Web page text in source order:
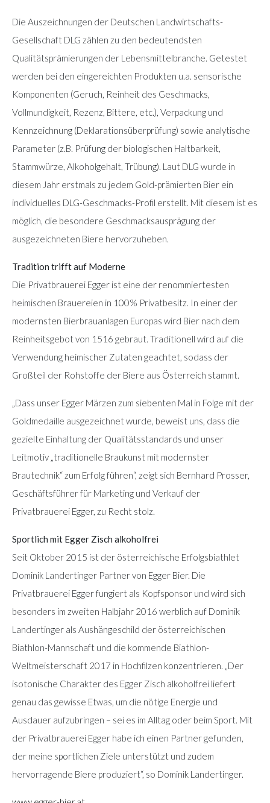
Die Auszeichnungen der Deutschen Landwirtschafts-
Gesellschaft DLG zählen zu den bedeutendsten
Qualitätsprämierungen der Lebensmittelbranche. Getestet
werden bei den eingereichten Produkten u.a. sensorische
Komponenten (Geruch, Reinheit des Geschmacks,
Vollmundigkeit, Rezenz, Bittere, etc.), Verpackung und
Kennzeichnung (Deklarationsüberprüfung) sowie analytische
Parameter (z.B. Prüfung der biologischen Haltbarkeit,
Stammwürze, Alkoholgehalt, Trübung). Laut DLG wurde in
diesem Jahr erstmals zu jedem Gold-prämierten Bier ein
individuelles DLG-Geschmacks-Profil erstellt. Mit diesem ist es
möglich, die besondere Geschmacksausprägung der
ausgezeichneten Biere hervorzuheben.
Tradition trifft auf Moderne
Die Privatbrauerei Egger ist eine der renommiertesten
heimischen Brauereien in 100% Privatbesitz. In einer der
modernsten Bierbrauanlagen Europas wird Bier nach dem
Reinheitsgebot von 1516 gebraut. Traditionell wird auf die
Verwendung heimischer Zutaten geachtet, sodass der
Großteil der Rohstoffe der Biere aus Österreich stammt.
„Dass unser Egger Märzen zum siebenten Mal in Folge mit der
Goldmedaille ausgezeichnet wurde, beweist uns, dass die
gezielte Einhaltung der Qualitätsstandards und unser
Leitmotiv „traditionelle Braukunst mit modernster
Brautechnik“ zum Erfolg führen“, zeigt sich Bernhard Prosser,
Geschäftsführer für Marketing und Verkauf der
Privatbrauerei Egger, zu Recht stolz.
Sportlich mit Egger Zisch alkoholfrei
Seit Oktober 2015 ist der österreichische Erfolgsbiathlet
Dominik Landertinger Partner von Egger Bier. Die
Privatbrauerei Egger fungiert als Kopfsponsor und wird sich
besonders im zweiten Halbjahr 2016 werblich auf Dominik
Landertinger als Aushängeschild der österreichischen
Biathlon-Mannschaft und die kommende Biathlon-
Weltmeisterschaft 2017 in Hochfilzen konzentrieren. „Der
isotonische Charakter des Egger Zisch alkoholfrei liefert
genau das gewisse Etwas, um die nötige Energie und
Ausdauer aufzubringen – sei es im Alltag oder beim Sport. Mit
der Privatbrauerei Egger habe ich einen Partner gefunden,
der meine sportlichen Ziele unterstützt und zudem
hervorragende Biere produziert“, so Dominik Landertinger.